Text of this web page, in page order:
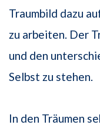
Traumbild dazu
zu arbeiten. Der
und den
Selbst zu stehen.
In den Träumen